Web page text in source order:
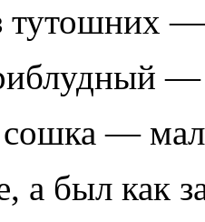
тутошних
—
—
а был как